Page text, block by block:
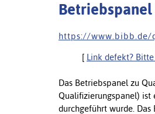
h t t p s : / / w w w . b i b b . d e /
[ Link defekt?
Das Betriebspanel zu
Qualifizierungspanel) ist
durchgeführt wurde.